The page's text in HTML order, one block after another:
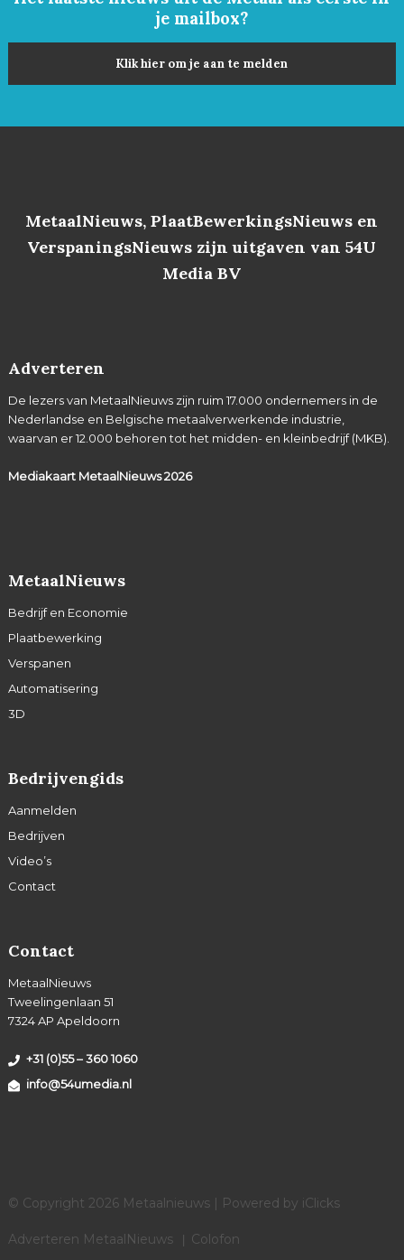
je mailbox?
Klik hier om je aan te melden
MetaalNieuws, PlaatBewerkingsNieuws en
VerspaningsNieuws zijn uitgaven van 54U
Media BV
Adverteren
De lezers van MetaalNieuws zijn ruim 17.000 ondernemers in de
Nederlandse en Belgische metaalverwerkende industrie,
waarvan er 12.000 behoren tot het midden- en kleinbedrijf (MKB).
Mediakaart MetaalNieuws2026
MetaalNieuws
Bedrijf en Economie
Plaatbewerking
Verspanen
Automatisering
3D
Bedrijvengids
Aanmelden
Bedrijven
Video’s
Contact
Contact
MetaalNieuws
Tweelingenlaan 51
7324 AP Apeldoorn
+31 (0)55 – 360 1060
info@54umedia.nl
© Copyright 2026 Metaalnieuws | Powered by iClicks
Adverteren MetaalNieuws Colofon